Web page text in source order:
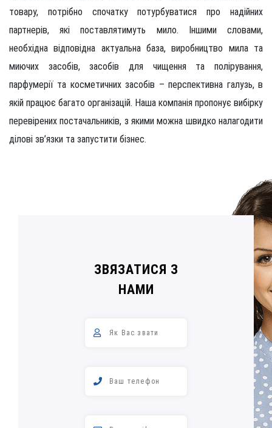
товару, потрібно спочатку потурбуватися про надійних
партнерів, які поставлятимуть мило. Іншими словами,
необхідна відповідна актуальна база, виробництво мила та
миючих засобів, засобів для чищення та полірування,
парфумерії та косметичних засобів – перспективна галузь, в
якій працює багато організацій. Наша компанія пропонує вибірку
перевірених постачальників, з якими можна швидко налагодити
ділові зв’язки та запустити бізнес.
ЗВЯЗАТИСЯ З
НАМИ